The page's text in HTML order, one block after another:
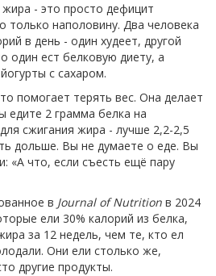
- это просто дефицит
только наполовину. Два человека
в день - один худеет, другой
один ест белковую диету, а
с сахаром.
помогает терять вес. Она делает
едите 2 грамма белка на
сжигания жира - лучше 2,2-2,5
дольше. Вы не думаете о еде. Вы
«А что, если съесть ещё пару
в Journal of Nutrition в 2024
ели 30% калорий из белка,
за 12 недель, чем те, кто ел
Они ели столько же,
другие продукты.